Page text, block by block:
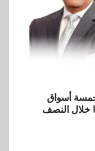
أسواق
خلال النصف